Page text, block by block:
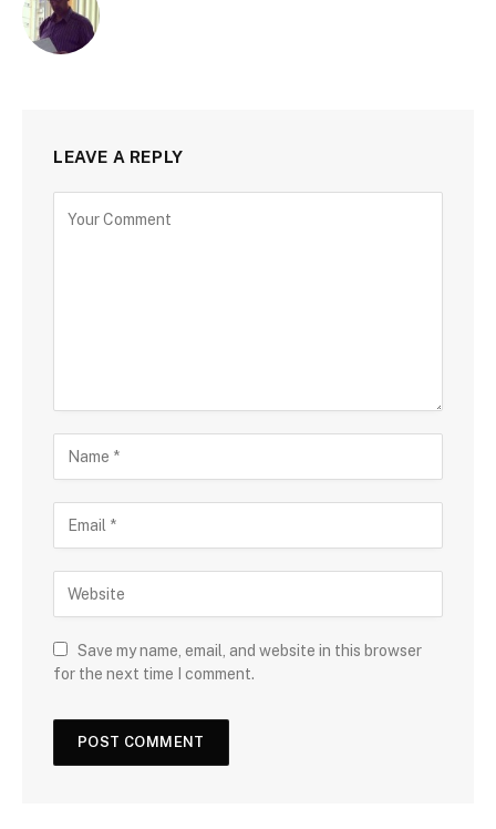
LEAVE A REPLY
Save my name, email, and website in this browser
for the next time I comment.